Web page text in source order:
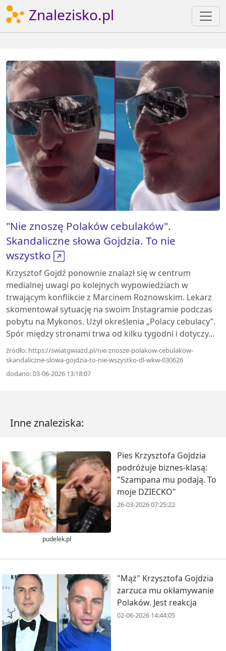
Znalezisko.pl
"Nie znoszę Polaków cebulaków".
Skandaliczne słowa Gojdzia. To nie
wszystko
Krzysztof Gojdź ponownie znalazł się w centrum
medialnej uwagi po kolejnych wypowiedziach w
trwającym konflikcie z Marcinem Roznowskim. Lekarz
skomentował sytuację na swoim Instagramie podczas
pobytu na Mykonos. Użył określenia „Polacy cebulacy”.
Spór między stronami trwa od kilku tygodni i dotyczy...
źródło: https://swiatgwiazd.pl/nie-znosze-polakow-cebulakow-
skandaliczne-slowa-gojdzia-to-nie-wszystko-dl-wkw-030626
dodano: 03-06-2026 13:18:07
Inne znaleziska:
pudelek.pl
Pies Krzysztofa Gojdzia
podróżuje biznes-klasą:
"Szampana mu podają. To
moje DZIECKO"
26-03-2026 07:25:22
"Mąż" Krzysztofa Gojdzia
zarzuca mu okłamywanie
Polaków. Jest reakcja
02-06-2026 14:44:05